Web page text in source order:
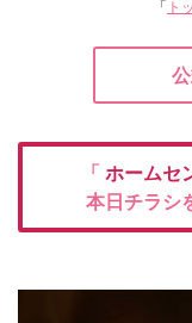
「 ト
「 ホームセ
本日チラシ